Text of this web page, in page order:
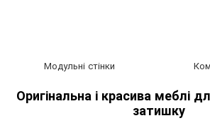
Оригінальна і красива меблі
затишку
Модульні стінки